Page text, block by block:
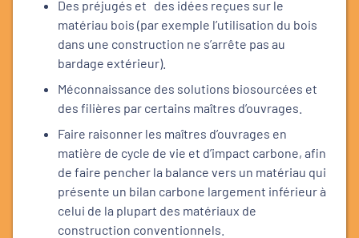
Des préjugés et des idées reçues sur le
matériau bois (par exemple l’utilisation du bois
dans une construction ne s’arrête pas au
bardage extérieur).
Méconnaissance des solutions biosourcées et
des filières par certains maîtres d’ouvrages.
Faire raisonner les maîtres d’ouvrages en
matière de cycle de vie et d’impact carbone, afin
de faire pencher la balance vers un matériau qui
présente un bilan carbone largement inférieur à
celui de la plupart des matériaux de
construction conventionnels.